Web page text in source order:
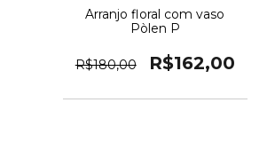
Arranjo floral com vaso
Pòlen P
R$180,00 R$162,00